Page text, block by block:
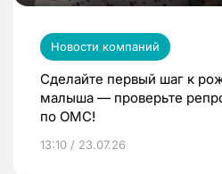
Новости компаний
Сделайте первый шаг к
малыша — проверьте
по ОМС!
13:10 / 23.07.26